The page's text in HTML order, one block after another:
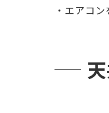
・エアコ